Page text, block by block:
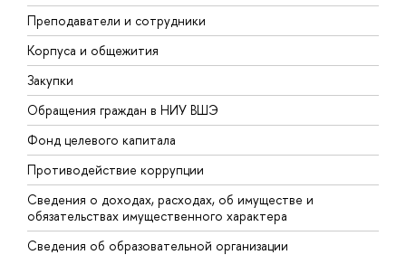
Преподаватели и сотрудники
Корпуса и общежития
Закупки
Обращения граждан в НИУ ВШЭ
Фонд целевого капитала
Противодействие коррупции
Сведения о доходах, расходах, об имуществе и
обязательствах имущественного характера
Сведения об образовательной организации